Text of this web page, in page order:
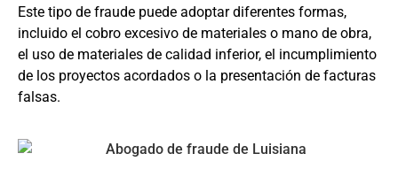
Este tipo de fraude puede adoptar diferentes formas,
incluido el cobro excesivo de materiales o mano de obra,
el uso de materiales de calidad inferior, el incumplimiento
de los proyectos acordados o la presentación de facturas
falsas.